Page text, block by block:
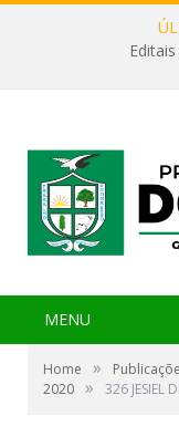
MENU
Home »
2020 » 326 JESIEL